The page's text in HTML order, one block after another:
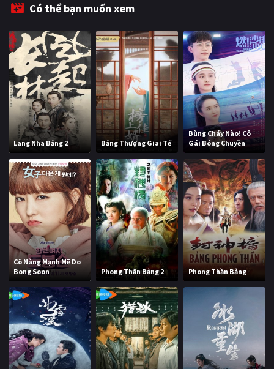
Có thể bạn muốn xem
Lang Nha Bảng 2 Bảng Thượng Giai Tế
Bùng Cháy Nào! Cô
Gái Bóng Chuyền
Cô Nàng Mạnh Mẽ Do
Bong Soon
Phong Thần Bảng 2 Phong Thần Bảng